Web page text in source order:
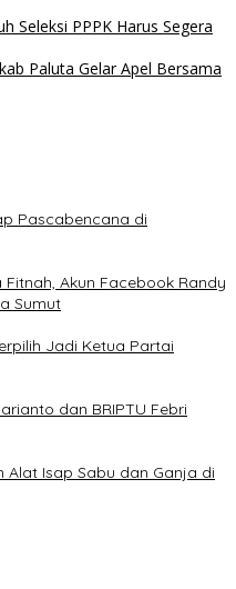
Seleksi PPPK Harus Segera
Paluta Gelar Apel Bersama
Pascabencana di
Akun Facebook Randy
Sumut
Jadi Ketua Partai
dan BRIPTU Febri
Alat Isap Sabu dan Ganja di